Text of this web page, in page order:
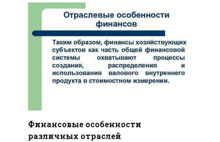
Финансовые особенности
различных отраслей